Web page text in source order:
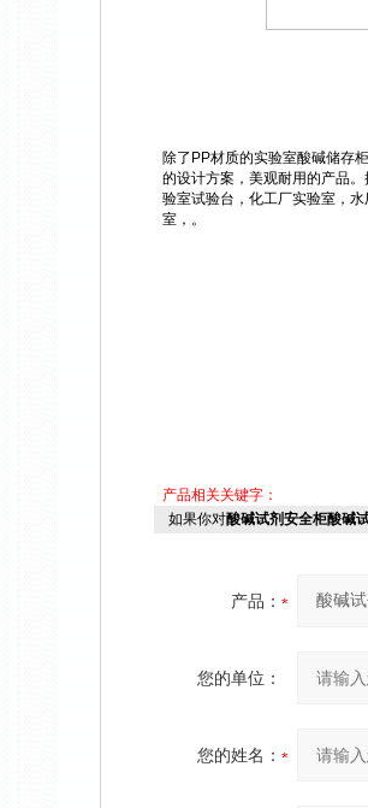
除了PP材质的实验室酸碱储存柜
的设计方案，美观耐用的产品
验室试验台，化工厂实验室，
室，。
产品相关关键字：
如果你对酸碱试剂安全柜酸碱
产品：
您的单位：
您的姓名：